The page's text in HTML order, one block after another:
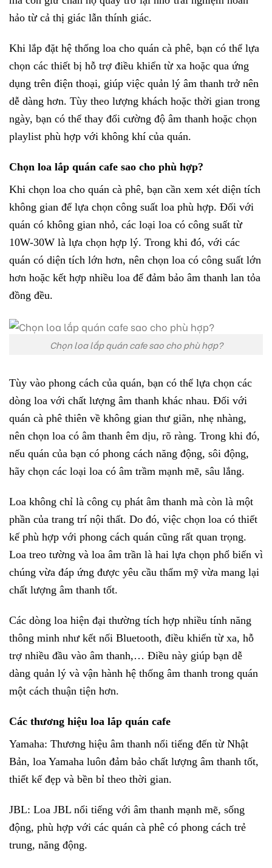
hảo từ cả thị giác lẫn thính giác.
Khi lắp đặt hệ thống loa cho quán cà phê, bạn có thể lựa
chọn các thiết bị hỗ trợ điều khiển từ xa hoặc qua ứng
dụng trên điện thoại, giúp việc quản lý âm thanh trở nên
dễ dàng hơn. Tùy theo lượng khách hoặc thời gian trong
ngày, bạn có thể thay đổi cường độ âm thanh hoặc chọn
playlist phù hợp với không khí của quán.
Chọn loa lắp quán cafe sao cho phù hợp?
Khi chọn loa cho quán cà phê, bạn cần xem xét diện tích
không gian để lựa chọn công suất loa phù hợp. Đối với
quán có không gian nhỏ, các loại loa có công suất từ
10W-30W là lựa chọn hợp lý. Trong khi đó, với các
quán có diện tích lớn hơn, nên chọn loa có công suất lớn
hơn hoặc kết hợp nhiều loa để đảm bảo âm thanh lan tỏa
đồng đều.
Chọn loa lắp quán cafe sao cho phù hợp?
Tùy vào phong cách của quán, bạn có thể lựa chọn các
dòng loa với chất lượng âm thanh khác nhau. Đối với
quán cà phê thiên về không gian thư giãn, nhẹ nhàng,
nên chọn loa có âm thanh êm dịu, rõ ràng. Trong khi đó,
nếu quán của bạn có phong cách năng động, sôi động,
hãy chọn các loại loa có âm trầm mạnh mẽ, sâu lắng.
Loa không chỉ là công cụ phát âm thanh mà còn là một
phần của trang trí nội thất. Do đó, việc chọn loa có thiết
kế phù hợp với phong cách quán cũng rất quan trọng.
Loa treo tường và loa âm trần là hai lựa chọn phổ biến vì
chúng vừa đáp ứng được yêu cầu thẩm mỹ vừa mang lại
chất lượng âm thanh tốt.
Các dòng loa hiện đại thường tích hợp nhiều tính năng
thông minh như kết nối Bluetooth, điều khiển từ xa, hỗ
trợ nhiều đầu vào âm thanh,… Điều này giúp bạn dễ
dàng quản lý và vận hành hệ thống âm thanh trong quán
một cách thuận tiện hơn.
Các thương hiệu loa lắp quán cafe
Yamaha: Thương hiệu âm thanh nổi tiếng đến từ Nhật
Bản, loa Yamaha luôn đảm bảo chất lượng âm thanh tốt,
thiết kế đẹp và bền bỉ theo thời gian.
JBL: Loa JBL nổi tiếng với âm thanh mạnh mẽ, sống
động, phù hợp với các quán cà phê có phong cách trẻ
trung, năng động.